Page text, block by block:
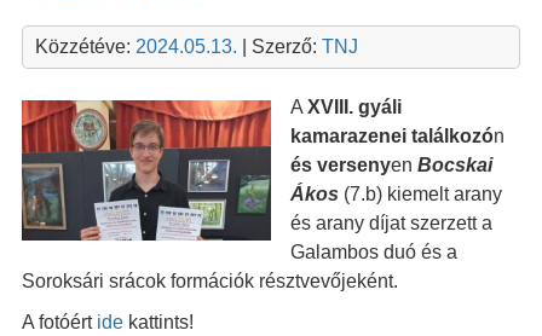
Közzétéve: 2024.05.13. | Szerző: TNJ
A XVIII. gyáli
kamarazenei találkozón
és versenyen Bocskai
Ákos (7.b) kiemelt arany
és arany díjat szerzett a
Galambos duó és a
Soroksári srácok formációk résztvevőjeként.
A fotóért idekattints!